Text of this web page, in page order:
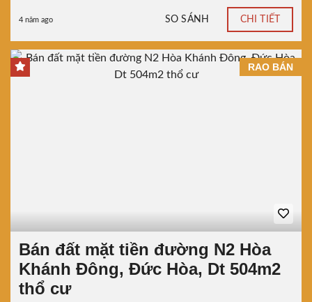
4 năm ago SO SÁNH CHI TIẾT
RAO BÁN
Bán đất mặt tiền đường N2 Hòa
Khánh Đông, Đức Hòa, Dt 504m2
thổ cư